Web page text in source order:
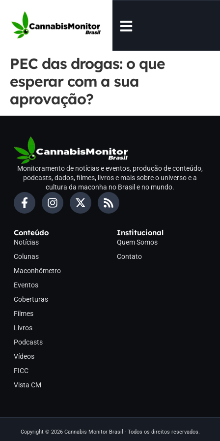
PEC das drogas: o que
esperar com a sua
aprovação?
Monitoramento de notícias e eventos, produção de conteúdo,
podcasts, dados, filmes, livros e mais sobre o universo e a
cultura da maconha no Brasil e no mundo.
Conteúdo
Notícias
Colunas
Maconhômetro
Eventos
Coberturas
Filmes
Livros
Podcasts
Vídeos
FICC
Vista CM
Institucional
Quem Somos
Contato
Copyright © 2026 Cannabis Monitor Brasil - Todos os direitos reservados.